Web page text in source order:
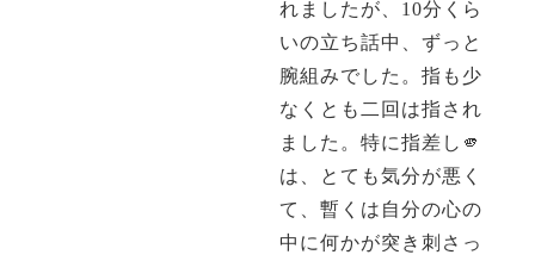
れましたが、10分くら
いの立ち話中、ずっと
腕組みでした。指も少
なくとも二回は指され
ました。特に指差し🫵
は、とても気分が悪く
て、暫くは自分の心の
中に何かが突き刺さっ